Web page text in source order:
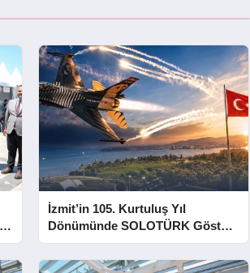
İzmit’in 105. Kurtuluş Yıl
Dönümünde SOLOTÜRK Gösteri
Yapacak